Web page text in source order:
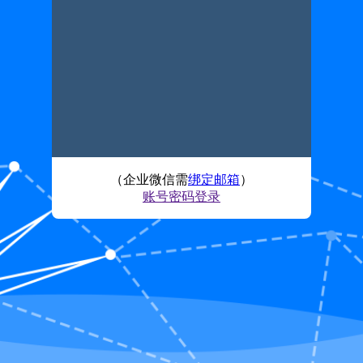
（企业微信需绑定邮箱）
账号密码登录